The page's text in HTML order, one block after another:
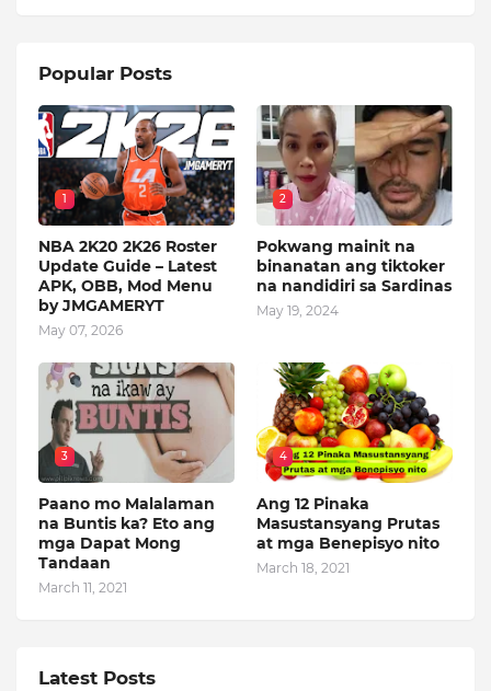
Popular Posts
1
NBA 2K20 2K26 Roster
Update Guide – Latest
APK, OBB, Mod Menu
by JMGAMERYT
May 07, 2026
2
Pokwang mainit na
binanatan ang tiktoker
na nandidiri sa Sardinas
May 19, 2024
3
Paano mo Malalaman
na Buntis ka? Eto ang
mga Dapat Mong
Tandaan
March 11, 2021
4
Ang 12 Pinaka
Masustansyang Prutas
at mga Benepisyo nito
March 18, 2021
Latest Posts